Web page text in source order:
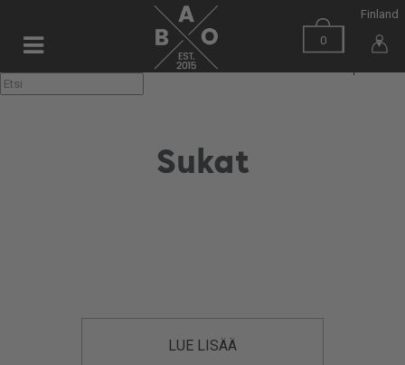
0
Finland
▼
Sukat
LUE LISÄÄ